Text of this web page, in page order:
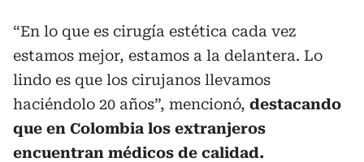
“En lo que es cirugía estética cada vez
estamos mejor, estamos a la delantera. Lo
lindo es que los cirujanos llevamos
haciéndolo 20 años”, mencionó, destacando
que en Colombia los extranjeros
encuentran médicos de calidad.